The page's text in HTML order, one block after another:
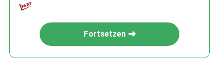
Fortsetzen